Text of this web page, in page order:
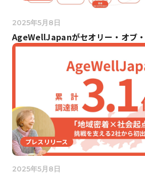
2025年5月8日
AgeWellJapanがセオリー・オブ
プレスリリース
2025年5月8日